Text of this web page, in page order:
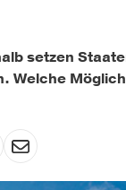
setzen
Welche